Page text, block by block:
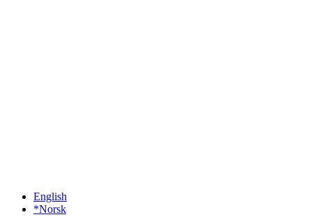
English
*Norsk